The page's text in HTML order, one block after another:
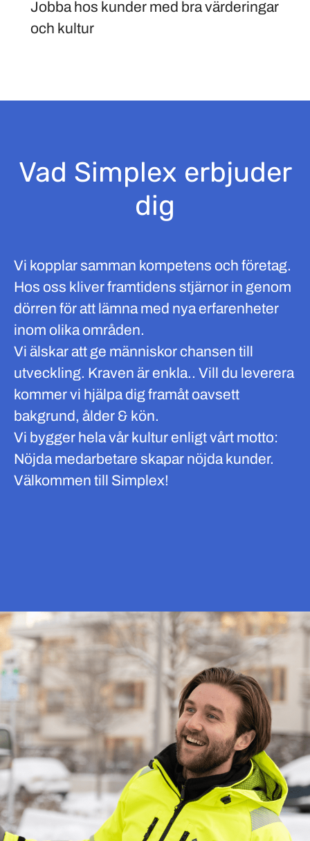
Jobba hos kunder med bra värderingar
och kultur
Vad Simplex erbjuder
dig
Vi kopplar samman kompetens och företag.
Hos oss kliver framtidens stjärnor in genom
dörren för att lämna med nya erfarenheter
inom olika områden.
Vi älskar att ge människor chansen till
utveckling. Kraven är enkla.. Vill du leverera
kommer vi hjälpa dig framåt oavsett
bakgrund, ålder & kön.
Vi bygger hela vår kultur enligt vårt motto:
Nöjda medarbetare skapar nöjda kunder.
Välkommen till Simplex!